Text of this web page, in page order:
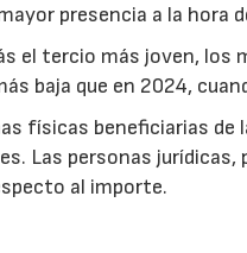
presencia a la hora
el tercio más joven, los
baja que en 2024,
físicas beneficiarias de
Las personas jurídicas,
al importe.